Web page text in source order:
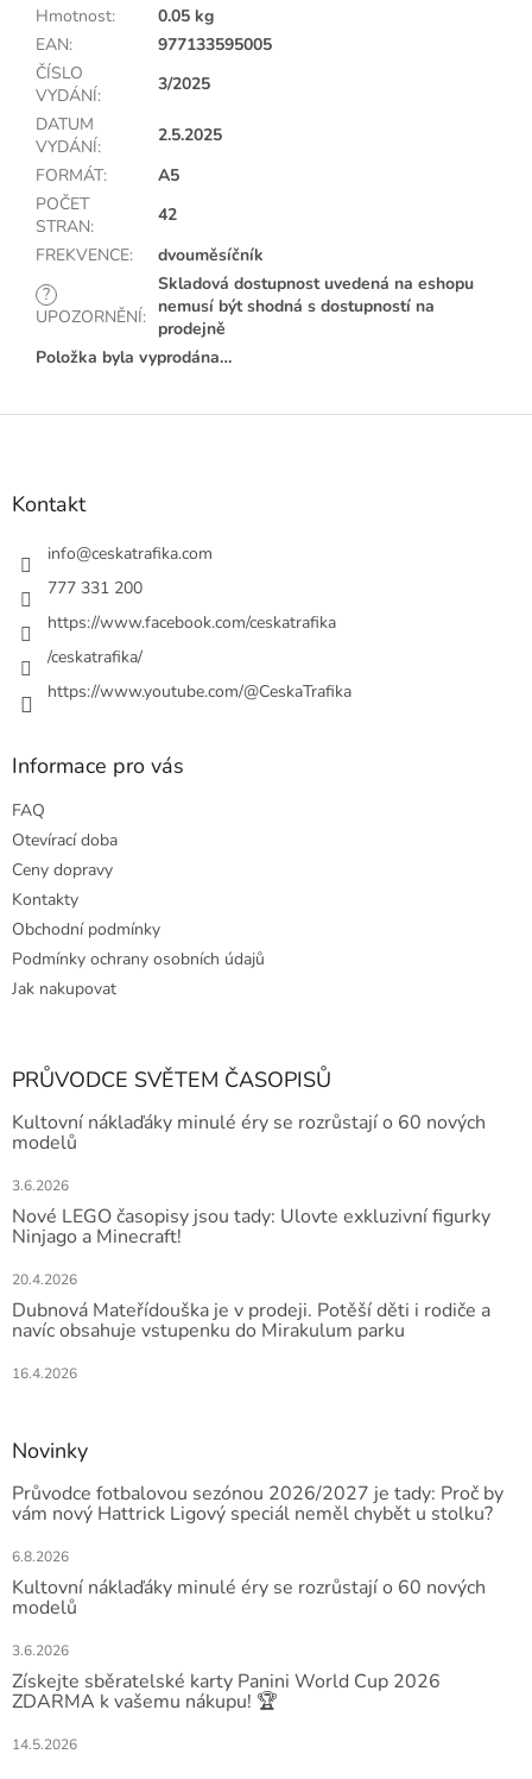
Hmotnost:
0.05 kg
EAN:
977133595005
ČÍSLO
VYDÁNÍ:
3/2025
DATUM
VYDÁNÍ:
2.5.2025
FORMÁT:
A5
POČET
STRAN:
42
FREKVENCE:
dvouměsíčník
?
UPOZORNĚNÍ:
Skladová dostupnost uvedená na eshopu
nemusí být shodná s dostupností na
prodejně
Položka byla vyprodána…
Z
Kontakt
info@ceskatrafika.com
777 331 200
https://www.facebook.com/ceskatrafika
/ceskatrafika/
https://www.youtube.com/@CeskaTrafika
Informace pro vás
FAQ
Otevírací doba
Ceny dopravy
Kontakty
Obchodní podmínky
Podmínky ochrany osobních údajů
Jak nakupovat
PRŮVODCE SVĚTEM ČASOPISŮ
Kultovní náklaďáky minulé éry se rozrůstají o 60 nových
modelů
3.6.2026
Nové LEGO časopisy jsou tady: Ulovte exkluzivní figurky
Ninjago a Minecraft!
20.4.2026
Dubnová Mateřídouška je v prodeji. Potěší děti i rodiče a
navíc obsahuje vstupenku do Mirakulum parku
16.4.2026
Novinky
Průvodce fotbalovou sezónou 2026/2027 je tady: Proč by
vám nový Hattrick Ligový speciál neměl chybět u stolku?
6.8.2026
Kultovní náklaďáky minulé éry se rozrůstají o 60 nových
modelů
3.6.2026
Získejte sběratelské karty Panini World Cup 2026
ZDARMA k vašemu nákupu! 🏆
14.5.2026